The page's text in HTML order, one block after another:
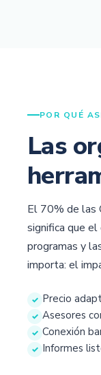
POR QUÉ
Las
El 70% de las
significa que
programas y
importa: el
✓ Precio
✓ Asesores
✓ Conexión
✓ Informes